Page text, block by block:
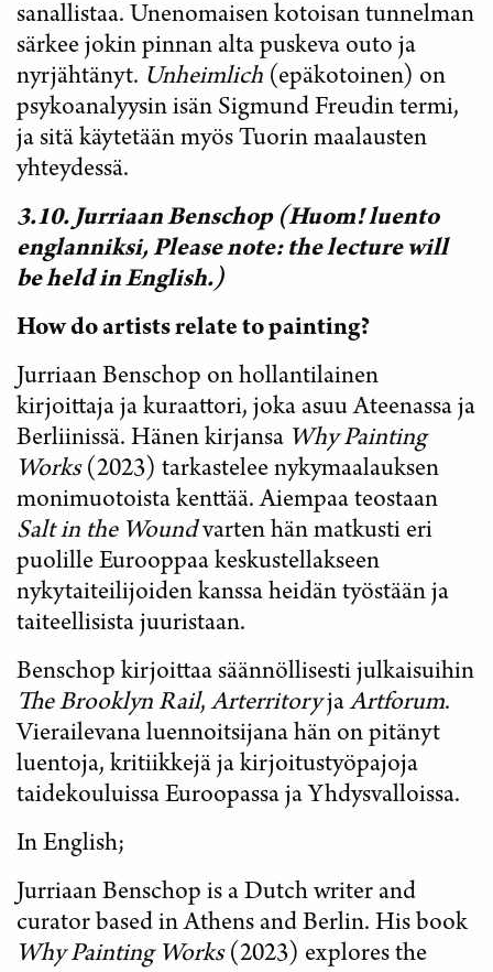
sanallistaa. Unenomaisen kotoisan tunnelman
särkee jokin pinnan alta puskeva outo ja
nyrjähtänyt. Unheimlich (epäkotoinen) on
psykoanalyysin isän Sigmund Freudin termi,
ja sitä käytetään myös Tuorin maalausten
yhteydessä.
3.10. Jurriaan Benschop (Huom! luento
englanniksi, Please note: the lecture will
be held in English.)
How do artists relate to painting?
Jurriaan Benschop on hollantilainen
kirjoittaja ja kuraattori, joka asuu Ateenassa ja
Berliinissä. Hänen kirjansa Why Painting
Works(2023) tarkastelee nykymaalauksen
monimuotoista kenttää. Aiempaa teostaan
Salt in the Woundvarten hän matkusti eri
puolille Eurooppaa keskustellakseen
nykytaiteilijoiden kanssa heidän työstään ja
taiteellisista juuristaan.
Benschop kirjoittaa säännöllisesti julkaisuihin
The Brooklyn Rail,ArterritoryjaArtforum.
Vierailevana luennoitsijana hän on pitänyt
luentoja, kritiikkejä ja kirjoitustyöpajoja
taidekouluissa Euroopassa ja Yhdysvalloissa.
In English;
Jurriaan Benschop is a Dutch writer and
curator based in Athens and Berlin. His book
Why Painting Works(2023) explores the